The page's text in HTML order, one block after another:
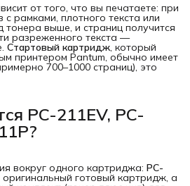
от того, что вы печатаете: при
с рамками, плотного текста или
тонера выше, и страниц получится
разреженного текста —
Стартовый картридж, который
принтером Pantum, обычно имеет
700–1000 страниц), это
PC-211EV, PC-
вокруг одного картриджа: PC-
готовый картридж, а